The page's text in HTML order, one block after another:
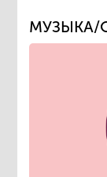
МУЗЫКА/